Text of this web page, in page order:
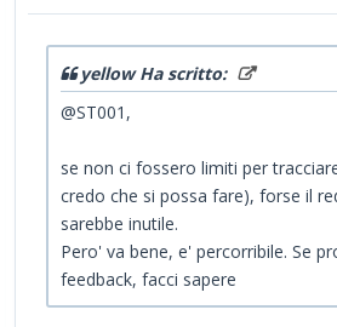
yellow Ha scritto:
@ST001,
se non ci fossero limiti per
credo che si possa fare), forse il
sarebbe inutile.
Pero' va bene, e' percorribile. Se
feedback, facci sapere